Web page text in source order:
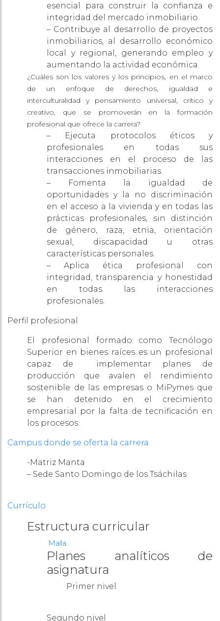
esencial para construir la confianza e
integridad del mercado inmobiliario.
– Contribuye al desarrollo de proyectos
inmobiliarios, al desarrollo económico
local y regional, generando empleo y
aumentando la actividad económica.
¿Cuáles son los valores y los principios, en el marco
de un enfoque de derechos, igualdad e
interculturalidad y pensamiento universal, crítico y
creativo, que se promoverán en la formación
profesional que ofrece la carrera?
– Ejecuta protocolos éticos y
profesionales en todas sus
interacciones en el proceso de las
transacciones inmobiliarias.
– Fomenta la igualdad de
oportunidades y la no discriminación
en el acceso a la vivienda y en todas las
prácticas profesionales, sin distinción
de género, raza, etnia, orientación
sexual, discapacidad u otras
características personales.
– Aplica ética profesional con
integridad, transparencia y honestidad
en todas las interacciones
profesionales.
Perfil profesional
El profesional formado como Tecnólogo
Superior en bienes raíces es un profesional
capaz de implementar planes de
producción que avalen el rendimiento
sostenible de las empresas o MiPymes que
se han detenido en el crecimiento
empresarial por la falta de tecnificación en
los procesos.
Campus donde se oferta la carrera
-Matriz Manta
– Sede Santo Domingo de los Tsáchilas
Currículo
Estructura curricular
Malla
Planes analíticos de
asignatura
Primer nivel
Segundo nivel